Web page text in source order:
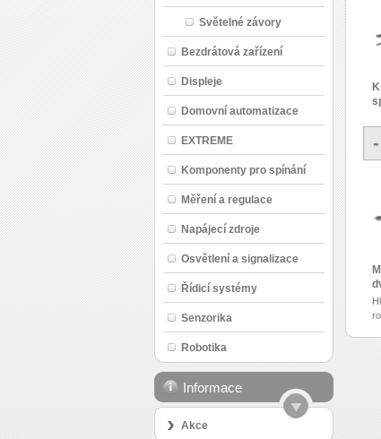
Světelné závory
Bezdrátová zařízení
Displeje
Domovní automatizace
EXTREME
Komponenty pro spínání
Měření a regulace
Napájecí zdroje
Osvětlení a signalizace
Řídicí systémy
Senzorika
Robotika
Informace
Akce
-